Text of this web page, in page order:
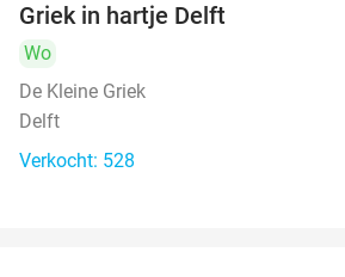
Griek in hartje Delft
Wo
De Kleine Griek
Delft
Verkocht: 528